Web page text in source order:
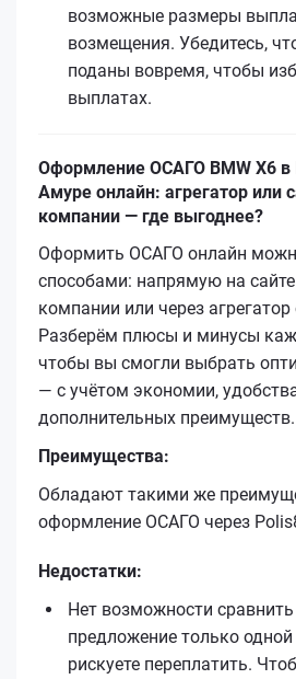
возможные размеры
возмещения. Убедитесь,
поданы вовремя, чтобы
выплатах.
Оформление ОСАГО BMW X6
Амуре онлайн: агрегатор или
компании — где выгоднее?
Оформить ОСАГО онлайн
способами: напрямую на
компании или через агрегатор
Разберём плюсы и минусы
чтобы вы смогли выбрать
— с учётом экономии,
дополнительных преимуществ.
Преимущества:
Обладают такими же
оформление ОСАГО через
Недостатки:
Нет возможности
предложение только
рискуете переплатить.